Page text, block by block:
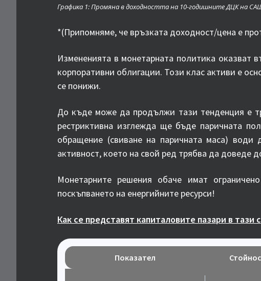
Графика 1: Промяна в доходността на 10-годишните ДЦК на
*(Припомняме, че връзката доходност/цена е
Измененията в монетарната политика оказват
корпоративни облигации. Този клас активи е
се понижи.
До къде може да продължи тази тенденция е
рестриктивна изглежда ще бъде паричната
обращение (свиване на паричната маса) води
активност, което на свой ред трябва да доведе
Монетарните решения обаче имат
поскъпването на енергийните ресурси!
Как се представят капиталовите пазари в тази
Показател